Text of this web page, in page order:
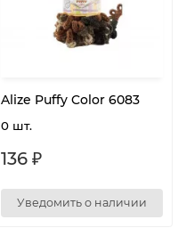
Alize Puffy Color 6083
0 шт.
136 ₽
Уведомить о наличии